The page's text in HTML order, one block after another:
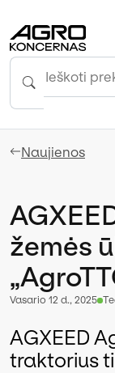
Naujienos
žemės
vasario 12 d., 2025
AGXEED
traktorius